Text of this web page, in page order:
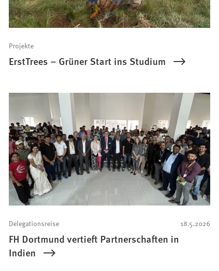
Projekte
ErstTrees – Grüner Start ins Studium
18.5.2026
Delegationsreise
FH Dortmund vertieft Partnerschaften in
Indien